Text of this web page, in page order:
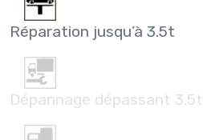
Réparation jusqu’à 3.5t
Dépannage dépassant 3.5t